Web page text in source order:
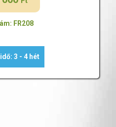
FR208
3 - 4 hét